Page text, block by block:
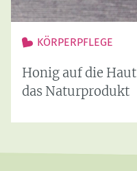
KÖRPERPFLEGE
Honig auf die
das Naturprodukt